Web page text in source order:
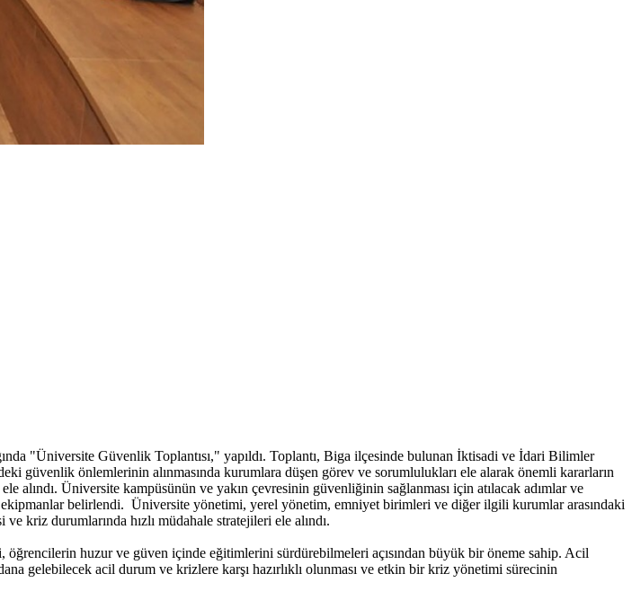
"Üniversite Güvenlik Toplantısı," yapıldı. Toplantı, Biga ilçesinde bulunan İktisadi ve İdari Bilimler
güvenlik önlemlerinin alınmasında kurumlara düşen görev ve sorumlulukları ele alarak önemli kararların
alındı. Üniversite kampüsünün ve yakın çevresinin güvenliğinin sağlanması için atılacak adımlar ve
belirlendi. Üniversite yönetimi, yerel yönetim, emniyet birimleri ve diğer ilgili kurumlar arasındaki
kriz durumlarında hızlı müdahale stratejileri ele alındı.
öğrencilerin huzur ve güven içinde eğitimlerini sürdürebilmeleri açısından büyük bir öneme sahip. Acil
gelebilecek acil durum ve krizlere karşı hazırlıklı olunması ve etkin bir kriz yönetimi sürecinin